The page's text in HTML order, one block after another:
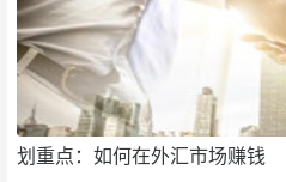
划重点：如何在外汇市场赚钱